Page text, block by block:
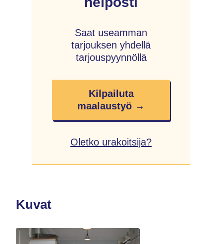
Saat useamman
tarjouksen yhdellä
tarjouspyynnöllä
Kilpailuta
maalaustyö →
Oletko urakoitsija?
Kuvat